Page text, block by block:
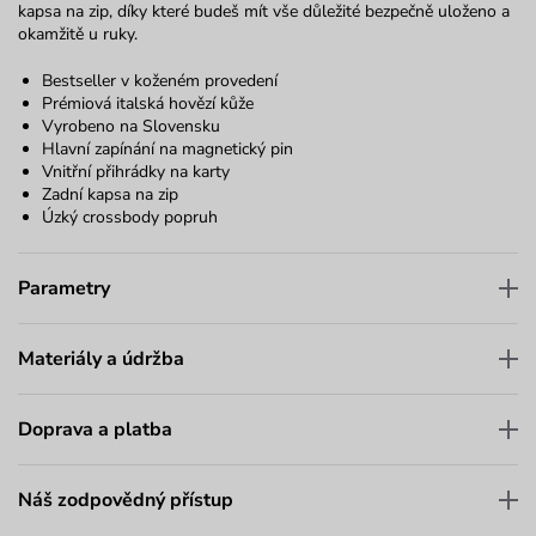
kapsa na zip, díky které budeš mít vše důležité bezpečně uloženo a
okamžitě u ruky.
Bestseller v koženém provedení
Prémiová italská hovězí kůže
Vyrobeno na Slovensku
Hlavní zapínání na magnetický pin
Vnitřní přihrádky na karty
Zadní kapsa na zip
Úzký crossbody popruh
Parametry
Materiály a údržba
Doprava a platba
Náš zodpovědný přístup